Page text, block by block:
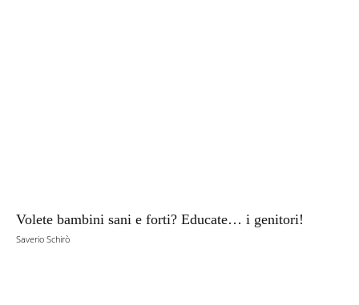
Volete bambini sani e forti? Educate… i genitori!
Saverio Schirò